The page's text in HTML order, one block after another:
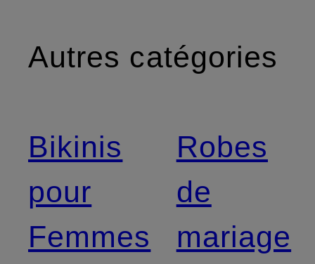
Autres catégories
Bikinis
pour
Femmes
Robes
de
mariage